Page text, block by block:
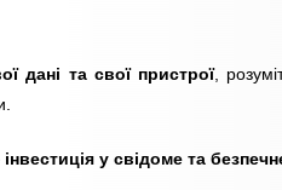
дані та свої пристрої,
у свідоме та